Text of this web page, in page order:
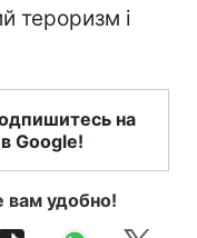
тероризм і
на
Google!
вам удобно!